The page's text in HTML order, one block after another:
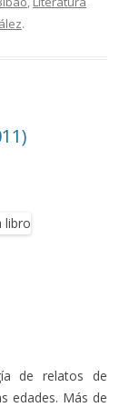
.
de relatos de
edades. Más de